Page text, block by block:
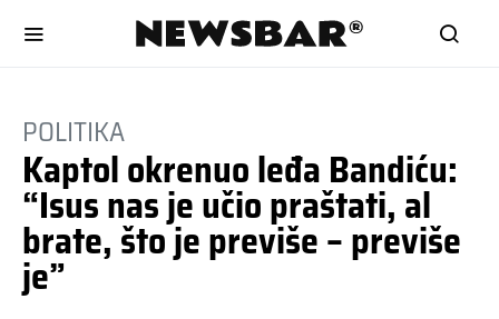
POLITIKA
Kaptol okrenuo leđa Bandiću:
“Isus nas je učio praštati, al
brate, što je previše – previše
je”